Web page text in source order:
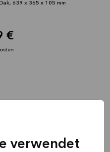
verwendet
639 x 365 x 105 mm
€
639 x 365 x 105 mm